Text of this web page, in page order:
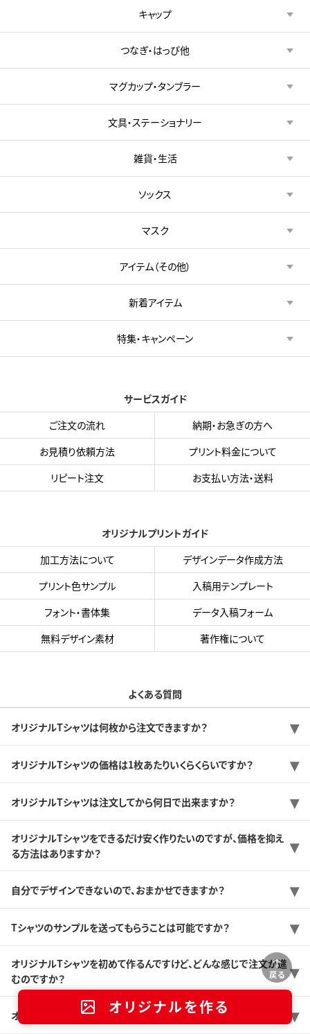
戻る
オリジナルを作る
キャップ
つなぎ・はっぴ他
マグカップ・タンブラー
文具・ステーショナリー
雑貨・生活
ソックス
マスク
アイテム（その他）
新着アイテム
特集・キャンペーン
サービスガイド
ご注文の流れ
納期・お急ぎの方へ
お見積り依頼方法
プリント料金について
リピート注文
お支払い方法・送料
オリジナルプリントガイド
加工方法について
デザインデータ作成方法
プリント色サンプル
入稿用テンプレート
フォント・書体集
データ入稿フォーム
無料デザイン素材
著作権について
よくある質問
オリジナルTシャツは何枚から注文できますか？
オリジナルTシャツの価格は1枚あたりいくらくらいですか？
オリジナルTシャツは注文してから何日で出来ますか？
オリジナルTシャツをできるだけ安く作りたいのですが、価格を抑え
る方法はありますか？
自分でデザインできないので、おまかせできますか？
Tシャツのサンプルを送ってもらうことは可能ですか？
オリジナルTシャツを初めて作るんですけど、どんな感じで注文が進
むのですか？
オリジナルTシャツをつくるときのおすすめの商品はどれですか？